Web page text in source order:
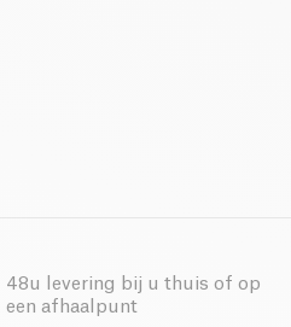
48u levering bij u thuis of op
een afhaalpunt